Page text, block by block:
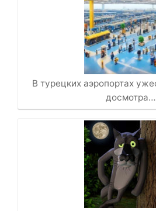
В турецких аэропортах
досмотра…